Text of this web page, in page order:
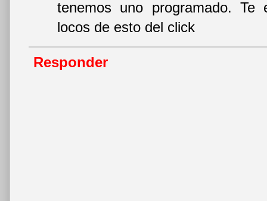
tenemos uno programado. Te
locos de esto del click
Responder